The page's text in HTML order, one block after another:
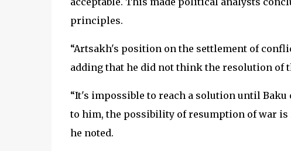
principles.
“Artsakh's position on the settlement of
adding that he did not think the resolution of
“It's impossible to reach a solution until Baku
to him, the possibility of resumption of war is
he noted.